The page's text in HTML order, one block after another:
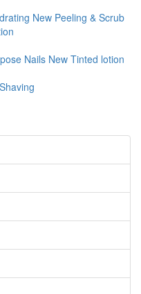
New Peeling & Scrub
Nails New Tinted lotion
Shaving